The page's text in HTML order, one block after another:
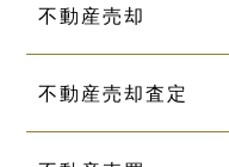
不動産売却
不動産売却査定